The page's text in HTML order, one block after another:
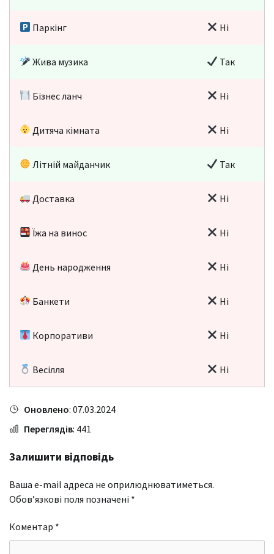
Паркінг Ні
Жива музика Так
Бізнес ланч Ні
Дитяча кімната Ні
Літній майданчик Так
Доставка Ні
Їжа на винос Ні
День народження Ні
Банкети Ні
Корпоративи Ні
Весілля Ні
Оновлено: 07.03.2024
Переглядів: 441
Залишити відповідь
Ваша e-mail адреса не оприлюднюватиметься.
Обов’язкові поля позначені *
Коментар *